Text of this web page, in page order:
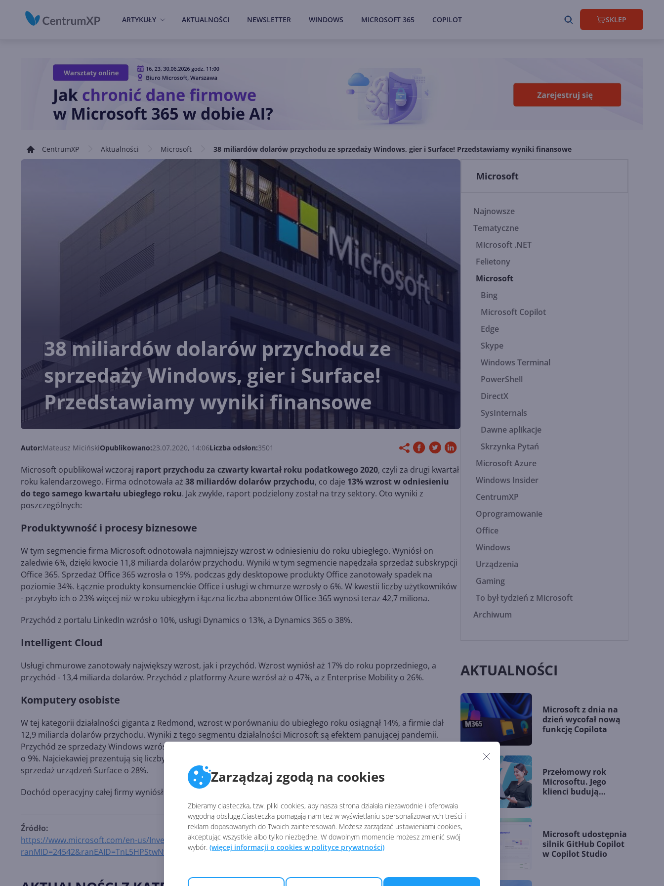
Zarządzaj zgodą na cookies
Zbieramy ciasteczka, tzw. pliki cookies, aby nasza strona działała niezawodnie i oferowała
wygodną obsługę.Ciasteczka pomagają nam też w wyświetlaniu spersonalizowanych treści i
reklam dopasowanych do Twoich zainteresowań. Możesz zarządzać ustawieniami cookies,
akceptując wszystkie albo tylko niezbędne. W dowolnym momencie możesz zmienić swój
wybór. (więcej informacji o cookies w polityce prywatności)
ARTYKUŁY AKTUALNOŚCI NEWSLETTER WINDOWS MICROSOFT 365 COPILOT SKLEP
CentrumXP Aktualności Microsoft 38 miliardów dolarów przychodu ze sprzedaży Windows, gier i Surface! Przedstawiamy wyniki finansowe
38 miliardów dolarów przychodu ze
sprzedaży Windows, gier i Surface!
Przedstawiamy wyniki finansowe
Autor:Mateusz MicińskiOpublikowano:23.07.2020, 14:06Liczba odsłon:3501
Microsoft opublikował wczoraj raport przychodu za czwarty kwartał roku podatkowego 2020, czyli za drugi kwartał
roku kalendarzowego. Firma odnotowała aż 38 miliardów dolarów przychodu, co daje 13% wzrost w odniesieniu
do tego samego kwartału ubiegłego roku. Jak zwykle, raport podzielony został na trzy sektory. Oto wyniki z
poszczególnych:
Produktywność i procesy biznesowe
W tym segmencie firma Microsoft odnotowała najmniejszy wzrost w odniesieniu do roku ubiegłego. Wyniósł on
zaledwie 6%, dzięki kwocie 11,8 miliarda dolarów przychodu. Wyniki w tym segmencie napędzała sprzedaż subskrypcji
Office 365. Sprzedaż Office 365 wzrosła o 19%, podczas gdy desktopowe produkty Office zanotowały spadek na
poziomie 34%. Łącznie produkty konsumenckie Office i usługi w chmurze wzrosły o 6%. W kwestii liczby użytkowników
- przybyło ich o 23% więcej niż w roku ubiegłym i łączna liczba abonentów Office 365 wynosi teraz 42,7 miliona.
Przychód z portalu LinkedIn wzrósł o 10%, usługi Dynamics o 13%, a Dynamics 365 o 38%.
Intelligent Cloud
Usługi chmurowe zanotowały największy wzrost, jak i przychód. Wzrost wyniósł aż 17% do roku poprzedniego, a
przychód - 13,4 miliarda dolarów. Przychód z platformy Azure wzrósł aż o 47%, a z Enterprise Mobility o 26%.
Komputery osobiste
W tej kategorii działalności giganta z Redmond, wzrost w porównaniu do ubiegłego roku osiągnął 14%, a firmie dał
12,9 miliarda dolarów przychodu. Wyniki z tego segmentu działalności Microsoft są efektem panującej pandemii.
Przychód ze sprzedaży Windows wzrósł o 7%, a z ogółu komercyjnych usług Windows i chmurowych przychód wzrósł
o 9%. Najciekawiej prezentują się liczby w kontekście gier na Xbox i urządzeń Surface. Xbox zanotował wzrost o 65%, a
sprzedaż urządzeń Surface o 28%.
Dochód operacyjny całej firmy wyniósł 13,4 miliarda dolarów przy dochodzie netto w wysokości 11,2 miliarda dolarów.
Źródło:
https://www.microsoft.com/en-us/Investor/earnings/FY-2020-Q4/press-release-webcast?
ranMID=24542&ranEAID=TnL5HPStwNw&ranSiteID=TnL5HPStwNw-Yw0e3FBnstYLnLfsN69Ifw&epi=TnL5HPStwNw-
Microsoft
Najnowsze
Tematyczne
Microsoft .NET
Felietony
Microsoft
Bing
Microsoft Copilot
Edge
Skype
Windows Terminal
PowerShell
DirectX
SysInternals
Dawne aplikacje
Skrzynka Pytań
Microsoft Azure
Windows Insider
CentrumXP
Oprogramowanie
Office
Windows
Urządzenia
Gaming
To był tydzień z Microsoft
Archiwum
AKTUALNOŚCI
Microsoft z dnia na
dzień wycofał nową
funkcję Copilota
Przełomowy rok
Microsoftu. Jego
klienci budują
Microsoft udostępnia
silnik GitHub Copilot
w Copilot Studio